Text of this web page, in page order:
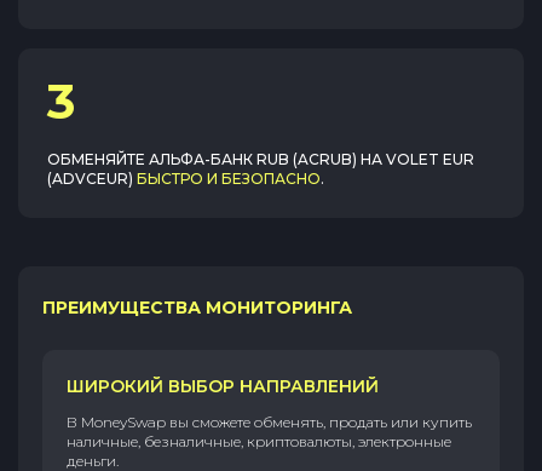
3
ОБМЕНЯЙТЕ АЛЬФА-БАНК RUB (ACRUB) НА VOLET EUR
(ADVCEUR) БЫСТРО И БЕЗОПАСНО.
ПРЕИМУЩЕСТВА МОНИТОРИНГА
ШИРОКИЙ ВЫБОР НАПРАВЛЕНИЙ
В MoneySwap вы сможете обменять, продать или купить
наличные, безналичные, криптовалюты, электронные
деньги.